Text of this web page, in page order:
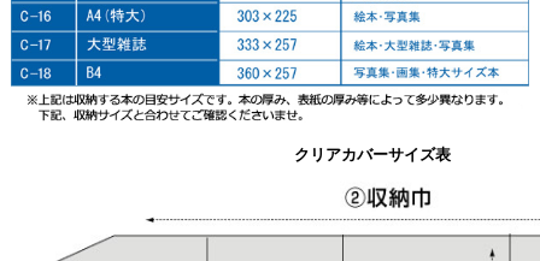
クリアカバーサイズ表